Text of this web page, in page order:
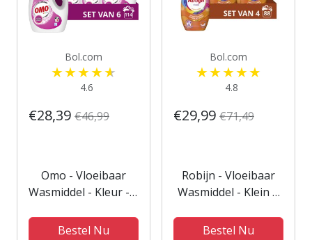
Bol.com
4.6
€28,39 €46,99
Omo - Vloeibaar
Wasmiddel - Kleur - 6
Wasbeurten -
Bestel Nu
Bol.com
4.8
€29,99 €71,49
Robijn - Vloeibaar
Wasmiddel - Klein &
flessen - 88
Bestel Nu